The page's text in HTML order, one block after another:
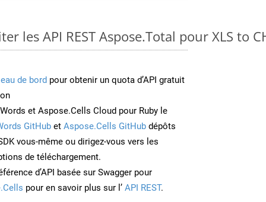
les API REST Aspose.Total pour XLS to
de bord pour obtenir un quota d’API gratuit
et Aspose.Cells Cloud pour Ruby le
GitHub et Aspose.Cells GitHub dépôts
vous-même ou dirigez-vous vers les
de téléchargement.
d’API basée sur Swagger pour
pour en savoir plus sur l’ API REST.